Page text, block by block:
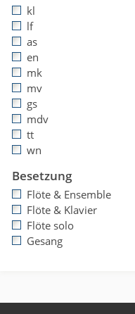
kl
lf
as
en
mk
mv
gs
mdv
tt
wn
Besetzung
Flöte & Ensemble
Flöte & Klavier
Flöte solo
Gesang